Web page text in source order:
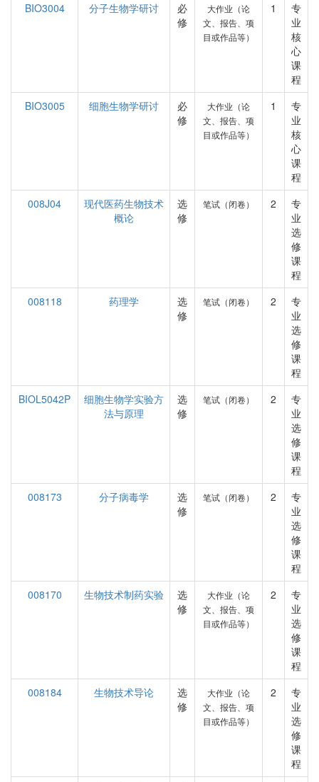
BIO3004
分子生物学研讨
必
修
大作业（论
文、报告、项
目或作品等）
1
专
业
核
心
课
程
BIO3005
细胞生物学研讨
必
修
大作业（论
文、报告、项
目或作品等）
1
专
业
核
心
课
程
008J04
现代医药生物技术
概论
选
修
笔试（闭卷） 2
专
业
选
修
课
程
008118
药理学
选
修
笔试（闭卷） 2
专
业
选
修
课
程
BIOL5042P
细胞生物学实验方
法与原理
选
修
笔试（闭卷） 2
专
业
选
修
课
程
008173
分子病毒学
选
修
笔试（闭卷） 2
专
业
选
修
课
程
008170
生物技术制药实验
选
修
大作业（论
文、报告、项
目或作品等）
2
专
业
选
修
课
程
008184
生物技术导论
选
修
大作业（论
文、报告、项
目或作品等）
2
专
业
选
修
课
程